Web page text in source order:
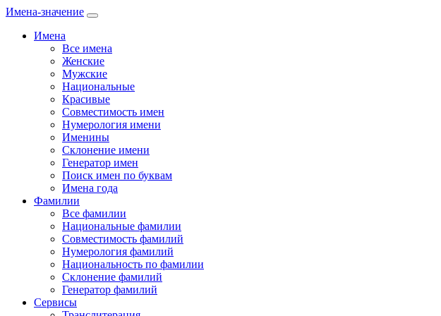
Имена-значение
Имена
Все имена
Женские
Мужские
Национальные
Красивые
Совместимость имен
Нумерология имени
Именины
Склонение имени
Генератор имен
Поиск имен по буквам
Имена года
Фамилии
Все фамилии
Национальные фамилии
Совместимость фамилий
Нумерология фамилий
Национальность по фамилии
Склонение фамилий
Генератор фамилий
Сервисы